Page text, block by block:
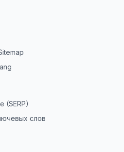
(SERP)
слов